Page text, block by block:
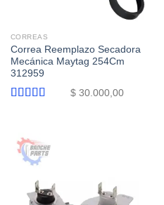
CORREAS
Correa Reemplazo Secadora
Mecánica Maytag 254Cm
312959
$30.000,00